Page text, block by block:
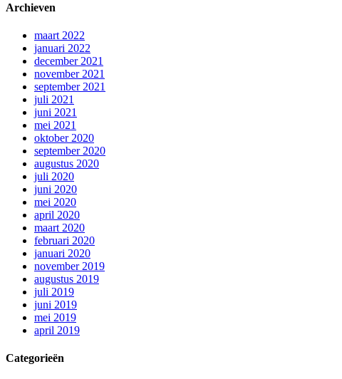
Archieven
maart 2022
januari 2022
december 2021
november 2021
september 2021
juli 2021
juni 2021
mei 2021
oktober 2020
september 2020
augustus 2020
juli 2020
juni 2020
mei 2020
april 2020
maart 2020
februari 2020
januari 2020
november 2019
augustus 2019
juli 2019
juni 2019
mei 2019
april 2019
Categorieën